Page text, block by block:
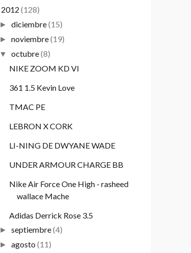
2012 (128)
► diciembre(15)
► noviembre(19)
▼ octubre(8)
NIKE ZOOM KD VI
361 1.5 Kevin Love
TMAC PE
LEBRON X CORK
LI-NING DE DWYANE WADE
UNDER ARMOUR CHARGE BB
Nike Air Force One High - rasheed
wallace Mache
Adidas Derrick Rose 3.5
► septiembre(4)
► agosto (11)